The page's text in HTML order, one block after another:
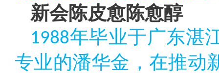
新会陈皮愈陈愈醇
1988年毕业于广东湛
专业的潘华金，在推动